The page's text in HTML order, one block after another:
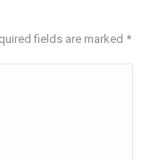
fields are marked *